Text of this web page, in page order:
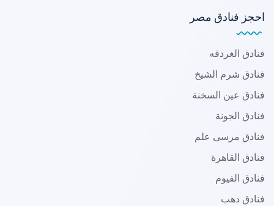
احجز فنادق مصر
فنادق الغردقه
فنادق شرم الشيخ
فنادق عين السخنة
فنادق الجونة
فنادق مرسى علم
فنادق القاهرة
فنادق الفيوم
فنادق دهب